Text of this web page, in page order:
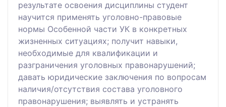
результате освоения дисциплины студент
научится применять уголовно-правовые
нормы Особенной части УК в конкретных
жизненных ситуациях; получит навыки,
необходимые для квалификации и
разграничения уголовных правонарушений;
давать юридические заключения по вопросам
наличия/отсутствия состава уголовного
правонарушения; выявлять и устранять